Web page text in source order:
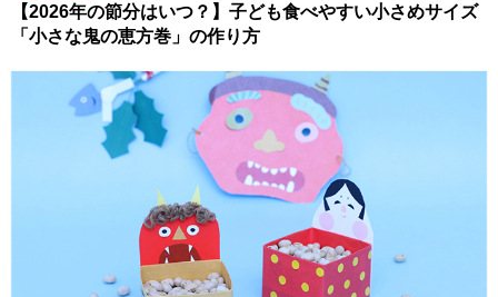
【2026年の節分はいつ？】子ども食べやすい小さめサイズ
「小さな鬼の恵方巻」の作り方